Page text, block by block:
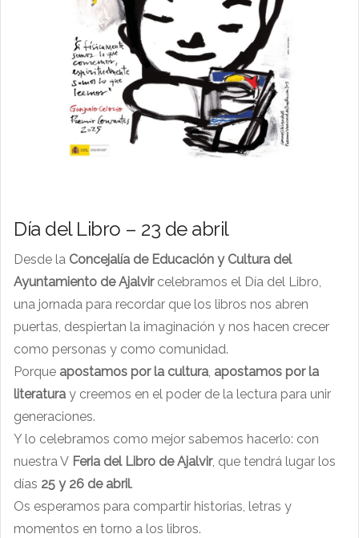
Día del Libro – 23 de abril
Desde la Concejalía de Educación y Cultura del
Ayuntamiento de Ajalvircelebramos el Día del Libro,
una jornada para recordar que los libros nos abren
puertas, despiertan la imaginación y nos hacen crecer
como personas y como comunidad.
Porque apostamos por la cultura apostamos por la
literatura y creemos en el poder de la lectura para unir
generaciones.
Y lo celebramos como mejor sabemos hacerlo: con
nuestra V Feria del Libro de Ajalvir, que tendrá lugar los
días 25 y 26 de abril.
Os esperamos para compartir historias, letras y
momentos en torno a los libros.